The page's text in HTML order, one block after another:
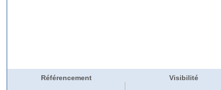
Référencement Visibilité